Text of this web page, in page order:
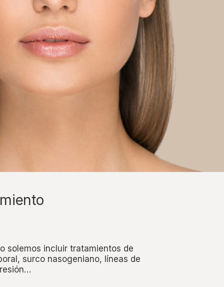
solemos incluir tratamientos de
surco nasogeniano, líneas de